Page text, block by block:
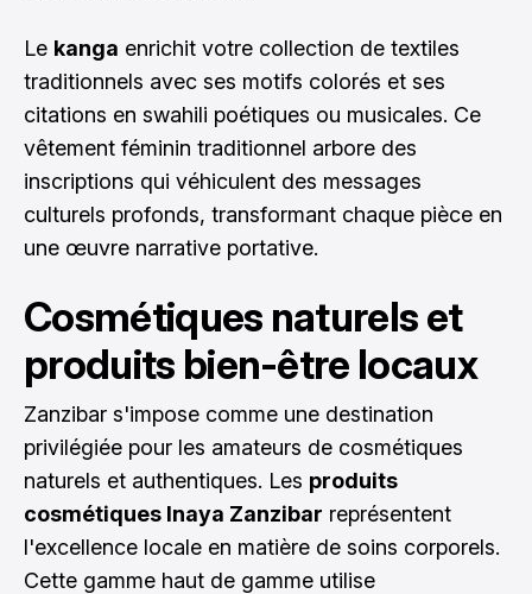
Le kanga enrichit votre collection de textiles
traditionnels avec ses motifs colorés et ses
citations en swahili poétiques ou musicales. Ce
vêtement féminin traditionnel arbore des
inscriptions qui véhiculent des messages
culturels profonds, transformant chaque pièce en
une œuvre narrative portative.
Cosmétiques naturels et
produits bien-être locaux
Zanzibar s'impose comme une destination
privilégiée pour les amateurs de cosmétiques
naturels et authentiques. Les produits
cosmétiques Inaya Zanzibar représentent
l'excellence locale en matière de soins corporels.
Cette gamme haut de gamme utilise